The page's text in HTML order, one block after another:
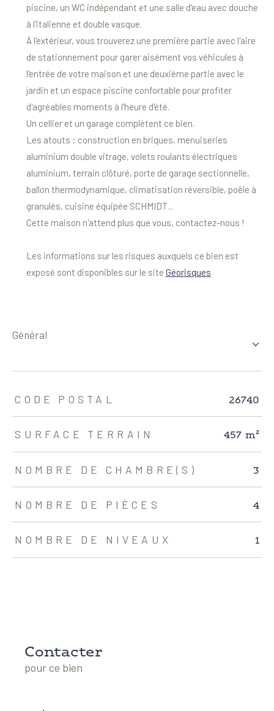
piscine, un WC indépendant et une salle d'eau avec douche
à l'italienne et double vasque.
À l'extérieur, vous trouverez une première partie avec l'aire
de stationnement pour garer aisément vos véhicules à
l'entrée de votre maison et une deuxième partie avec le
jardin et un espace piscine confortable pour profiter
d'agréables moments à l'heure d'été.
Un cellier et un garage complètent ce bien.
Les atouts : construction en briques, menuiseries
aluminium double vitrage, volets roulants électriques
aluminium, terrain clôturé, porte de garage sectionnelle,
ballon thermodynamique, climatisation réversible, poêle à
granulés, cuisine équipée SCHMIDT...
Cette maison n'attend plus que vous, contactez-nous !
Les informations sur les risques auxquels ce bien est
exposé sont disponibles sur le site Géorisques
général
TRAD_ZEPHYR_Caracteristique TRAD_ZEPHYR_Valeurs
CODE POSTAL 26740
SURFACE TERRAIN 457 m²
NOMBRE DE CHAMBRE(S) 3
NOMBRE DE PIÈCES 4
NOMBRE DE NIVEAUX 1
Contacter
pour ce bien